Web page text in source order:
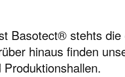
Basotect® stehts
hinaus finden